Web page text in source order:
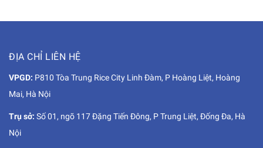
ĐỊA CHỈ LIÊN HỆ
VPGD: P810 Tòa Trung Rice City Linh Đàm, P Hoàng Liệt, Hoàng
Mai, Hà Nội
Trụ sở: Số 01, ngõ 117 Đặng Tiến Đông, P Trung Liệt, Đống Đa, Hà
Nội